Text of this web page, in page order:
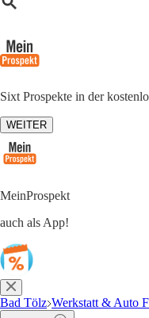
Sixt Prospekte in der
WEITER
MeinProspekt
auch als App!
Bad Tölz Werkstatt & Auto